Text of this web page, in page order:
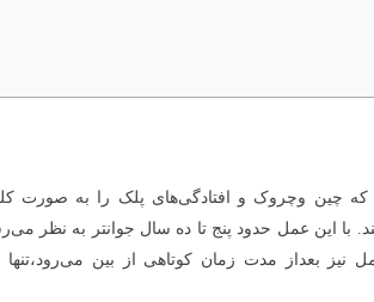
که چین وچروک و افتادگی‌های پلک را به صورت
این عمل حدود پنج تا ده سال جوانتر به نظر
بعداز مدت زمان کوتاهی از بین می‌رود،تنها